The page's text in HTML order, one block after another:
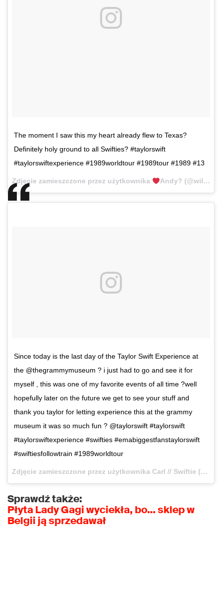
The moment I saw this my heart already flew to Texas?
Definitely holy ground to all Swifties? #taylorswift
#taylorswiftexperience #1989worldtour #1989tour #1989 #13
Zdjęcie zamieszczone przez użytkownika Andy? (@wildestromantics13)
Since today is the last day of the Taylor Swift Experience at
the @thegrammymuseum ? i just had to go and see it for
myself , this was one of my favorite events of all time ?well
hopefully later on the future we get to see your stuff and
thank you taylor for letting experience this at the grammy
museum it was so much fun ? @taylorswift #taylorswift
#taylorswiftexperience #swifties #emabiggestfanstaylorswift
#swiftiesfollowtrain #1989worldtour
Zdjęcie zamieszczone przez użytkownika Carl // Swiftie (@almightyswiftie)
Sprawdź także:
Płyta Lady Gagi wyciekła, bo… sklep w
Belgii ją sprzedawał